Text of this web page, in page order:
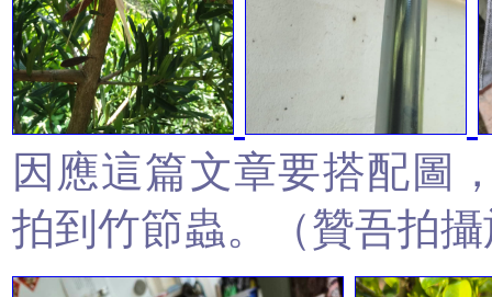
因應這篇文章要搭配圖
拍到竹節蟲。（贊吾拍攝